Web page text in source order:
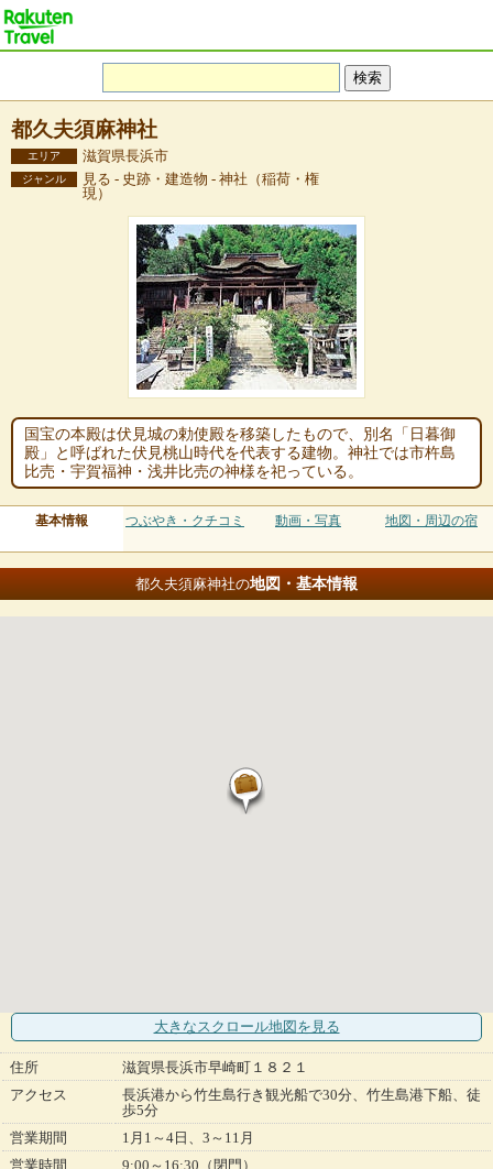
都久夫須麻神社
エリア 滋賀県長浜市
ジャンル
見る - 史跡・建造物 - 神社（稲荷・権
現）
国宝の本殿は伏見城の勅使殿を移築したもので、別名「日暮御
殿」と呼ばれた伏見桃山時代を代表する建物。神社では市杵島
比売・宇賀福神・浅井比売の神様を祀っている。
基本情報 つぶやき・クチコミ 動画・写真 地図・周辺の宿
都久夫須麻神社の地図・基本情報
大きなスクロール地図 を見る
住所
滋賀県長浜市早崎町１８２１
アクセス
長浜港から竹生島行き観光船で30分、竹生島港下船、徒
歩5分
営業期間
1月1～4日、3～11月
営業時間
9:00～16:30（閉門）